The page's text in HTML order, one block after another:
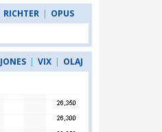
RICHTER | OPUS
| VIX | OLAJ